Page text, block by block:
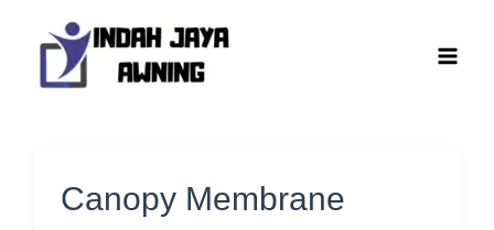
Canopy Membrane